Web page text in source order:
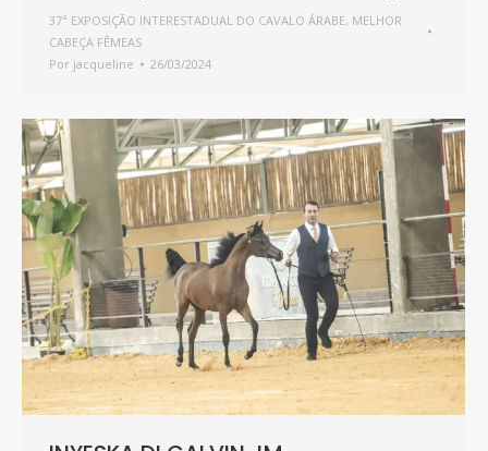
37ª EXPOSIÇÃO INTERESTADUAL DO CAVALO ÁRABE, MELHOR
CABEÇA FÊMEAS
Por jacqueline 26/03/2024